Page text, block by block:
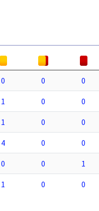
0 0 0
1 0 0
1 0 0
4 0 0
0 0 1
1 0 0